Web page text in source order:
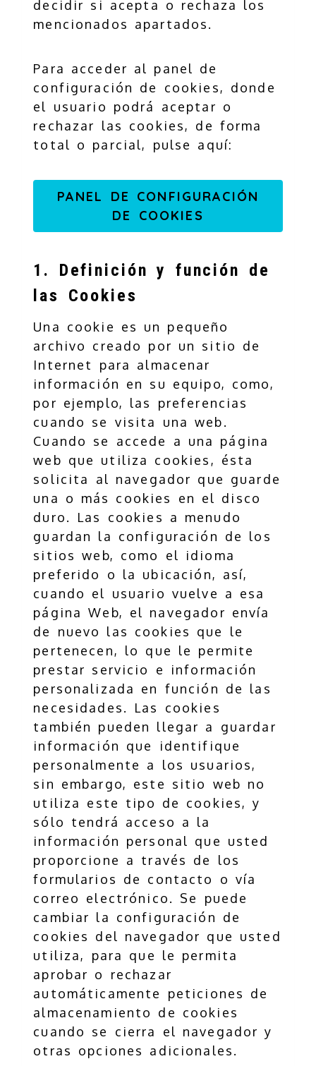
decidir si acepta o rechaza los
mencionados apartados.
Para acceder al panel de
configuración de cookies, donde
el usuario podrá aceptar o
rechazar las cookies, de forma
total o parcial, pulse aquí:
PANEL DE CONFIGURACIÓN
DE COOKIES
1. Definición y función de
las Cookies
Una cookie es un pequeño
archivo creado por un sitio de
Internet para almacenar
información en su equipo, como,
por ejemplo, las preferencias
cuando se visita una web.
Cuando se accede a una página
web que utiliza cookies, ésta
solicita al navegador que guarde
una o más cookies en el disco
duro. Las cookies a menudo
guardan la configuración de los
sitios web, como el idioma
preferido o la ubicación, así,
cuando el usuario vuelve a esa
página Web, el navegador envía
de nuevo las cookies que le
pertenecen, lo que le permite
prestar servicio e información
personalizada en función de las
necesidades. Las cookies
también pueden llegar a guardar
información que identifique
personalmente a los usuarios,
sin embargo, este sitio web no
utiliza este tipo de cookies, y
sólo tendrá acceso a la
información personal que usted
proporcione a través de los
formularios de contacto o vía
correo electrónico. Se puede
cambiar la configuración de
cookies del navegador que usted
utiliza, para que le permita
aprobar o rechazar
automáticamente peticiones de
almacenamiento de cookies
cuando se cierra el navegador y
otras opciones adicionales.